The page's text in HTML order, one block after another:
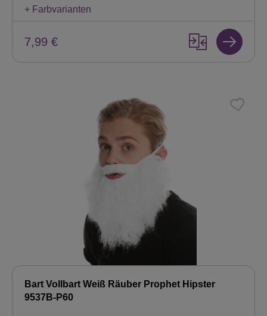
+ Farbvarianten
7,99 €
Bart Vollbart Weiß Räuber Prophet Hipster
9537B-P60